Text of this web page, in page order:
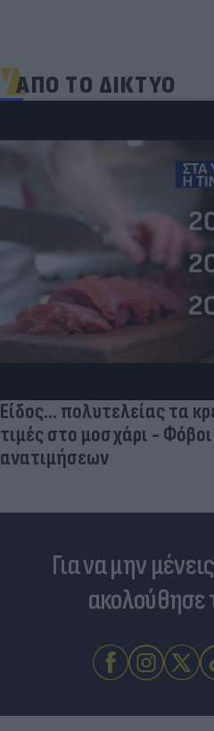
ΑΠΟ ΤΟ ΔΙΚΤΥΟ
Είδος... πολυτελείας τα
τιμές στο μοσχάρι -
ανατιμήσεων
Για να μην
ακολούθησε